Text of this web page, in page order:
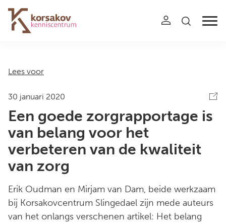
Navigation
Lees voor
30 januari 2020
Een goede zorgrapportage is
van belang voor het
verbeteren van de kwaliteit
van zorg
Erik Oudman en Mirjam van Dam, beide werkzaam
bij Korsakovcentrum Slingedael zijn mede auteurs
van het onlangs verschenen artikel: Het belang